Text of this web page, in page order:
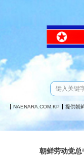
NAENARA.COM.KP
提供朝
朝鲜劳动党总